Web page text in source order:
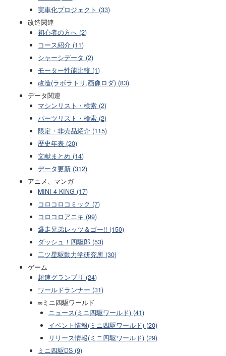
実車化プロジェクト (33)
改造関連
初心者の方へ (2)
コース紹介 (11)
シャーシデータ (2)
モーター性能比較 (1)
改造(ラボラトリ,画像ロダ) (83)
データ関連
マシンリスト・検索 (2)
パーツリスト・検索 (2)
限定・非売品紹介 (115)
歴史年表 (20)
文献まとめ (14)
データ更新 (312)
アニメ、マンガ
MINI 4 KING (17)
コロコロコミック (7)
コロコロアニキ (99)
爆走兄弟レッツ＆ゴー!! (150)
ダッシュ！四駆郎 (53)
二ツ星駆動力学研究所 (30)
ゲーム
超速グランプリ (24)
ワールドランナー (31)
∞ミニ四駆ワールド
ニュース(ミニ四駆ワールド) (41)
イベント情報(ミニ四駆ワールド) (20)
リリース情報(ミニ四駆ワールド) (29)
ミニ四駆DS (9)